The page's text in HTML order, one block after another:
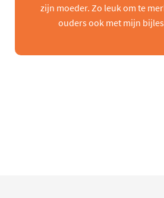
zijn moeder. Zo leuk om te
ouders ook met mijn